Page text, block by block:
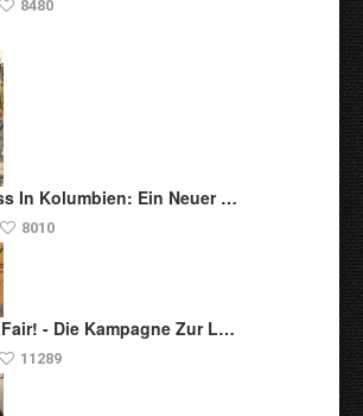
8480
In Kolumbien: Ein Neuer …
8010
- Die Kampagne Zur L…
11289